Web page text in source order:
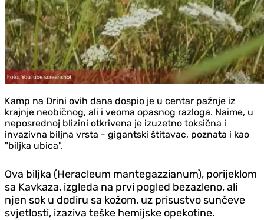
Kamp na Drini ovih dana dospio je u centar pažnje iz
krajnje neobičnog, ali i veoma opasnog razloga. Naime, u
neposrednoj blizini otkrivena je izuzetno toksična i
invazivna biljna vrsta - gigantski štitavac, poznata i kao
"biljka ubica".
Ova biljka (Heracleum mantegazzianum), porijeklom
sa Kavkaza, izgleda na prvi pogled bezazleno, ali
njen sok u dodiru sa kožom, uz prisustvo sunčeve
svjetlosti, izaziva teške hemijske opekotine.